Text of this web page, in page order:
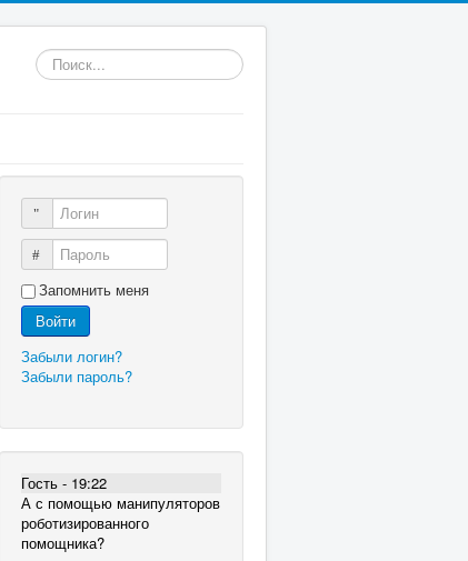
Искать...
Логин
Пароль
Запомнить меня
Войти
Забыли логин?
Забыли пароль?
Гость - 19:22
А с помощью манипуляторов
роботизированного
помощника?